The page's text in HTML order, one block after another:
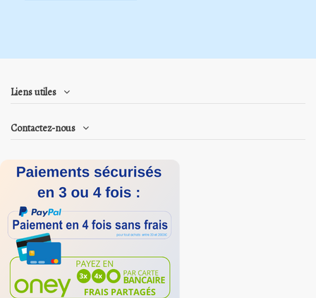
Liens utiles
Contactez-nous